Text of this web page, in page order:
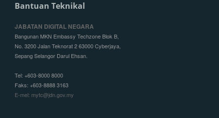
Bantuan Teknikal
JABATAN DIGITAL NEGARA
Bangunan MKN Embassy Techzone Blok B,
No. 3200 Jalan Teknorat 2 63000 Cyberjaya,
Sepang Selangor Darul Ehsan.
Tel: +603-8000 8000
Faks: +603-8888 3163
E-mel: mytc@jdn.gov.my